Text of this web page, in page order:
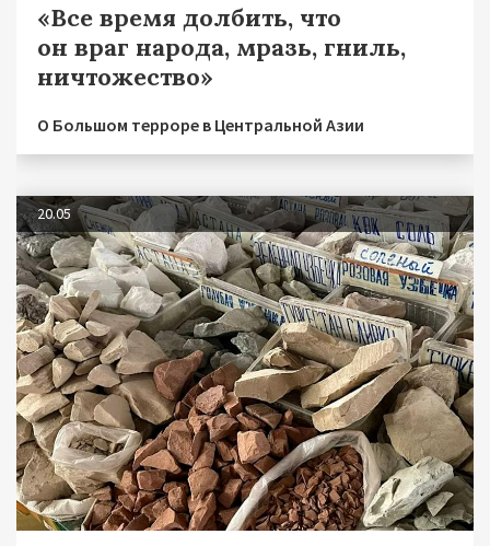
«Все время долбить, что
он враг народа, мразь, гниль,
ничтожество»
О Большом терроре в Центральной Азии
20.05